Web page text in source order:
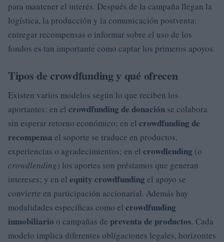
para mantener el interés. Después de la campaña llegan la
logística, la producción y la comunicación postventa:
entregar recompensas o informar sobre el uso de los
fondos es tan importante como captar los primeros apoyos.
Tipos de crowdfunding y qué ofrecen
Existen varios modelos según lo que reciben los
aportantes: en el crowdfunding de donación se colabora
sin esperar retorno económico; en el crowdfunding de
recompensa el soporte se traduce en productos,
experiencias o agradecimientos; en el crowdlending (o
crowdlending) los aportes son préstamos que generan
intereses; y en el equity crowdfunding el apoyo se
convierte en participación accionarial. Además hay
modalidades específicas como el crowdfunding
inmobiliario o campañas de preventa de productos. Cada
modelo implica diferentes obligaciones legales, horizontes